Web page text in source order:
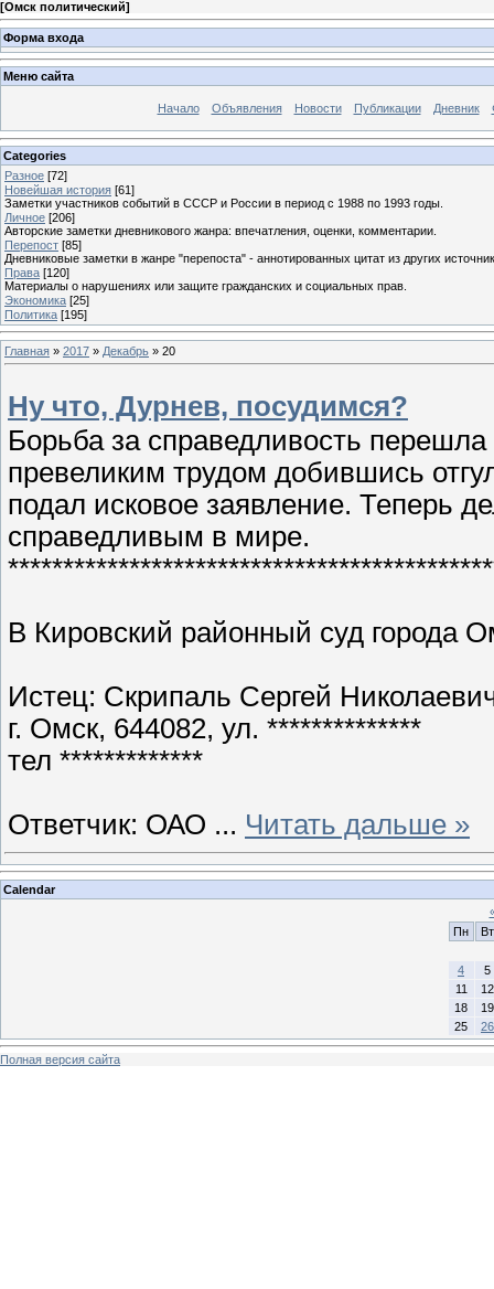
[Омск политический]
Форма входа
Меню сайта
Начало Объявления Новости Публикации Дневник
Categories
Разное [72]
Новейшая история [61]
Заметки участников событий в СССР и России в период с 1988 по 1993 годы.
Личное [206]
Авторские заметки дневникового жанра: впечатления, оценки, комментарии.
Перепост [85]
Дневниковые заметки в жанре "перепоста" - аннотированных цитат из других
Права [120]
Материалы о нарушениях или защите гражданских и социальных прав.
Экономика [25]
Политика [195]
Главная » 2017 » Декабрь » 20
Ну что, Дурнев, посудимся?
Борьба за справедливость
превеликим трудом добившись
подал исковое заявление. Теперь
справедливым в мире.
В Кировский районный суд города
Истец: Скрипаль Сергей
г. Омск, 644082, ул. **************
тел *************
Ответчик: ОАО ... Читать дальше »
Calendar
Пн
Вт
4
5
11
12
18
19
25
26
Полная версия сайта